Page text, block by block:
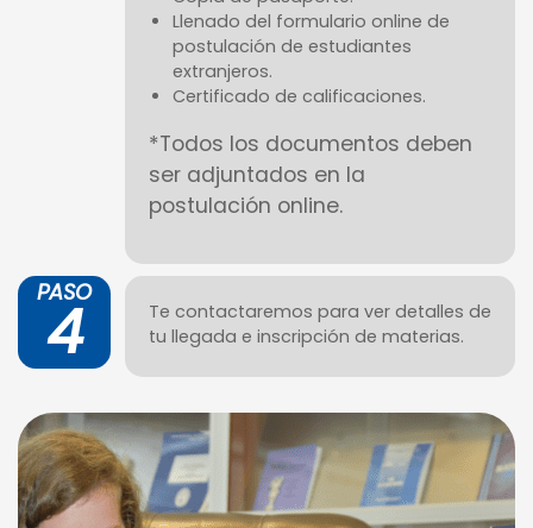
Llenado del formulario online de
postulación de estudiantes
extranjeros.
Certificado de calificaciones.
*Todos los documentos deben
ser adjuntados en la
postulación online.
PASO
4
Te contactaremos para ver detalles de
tu llegada e inscripción de materias.